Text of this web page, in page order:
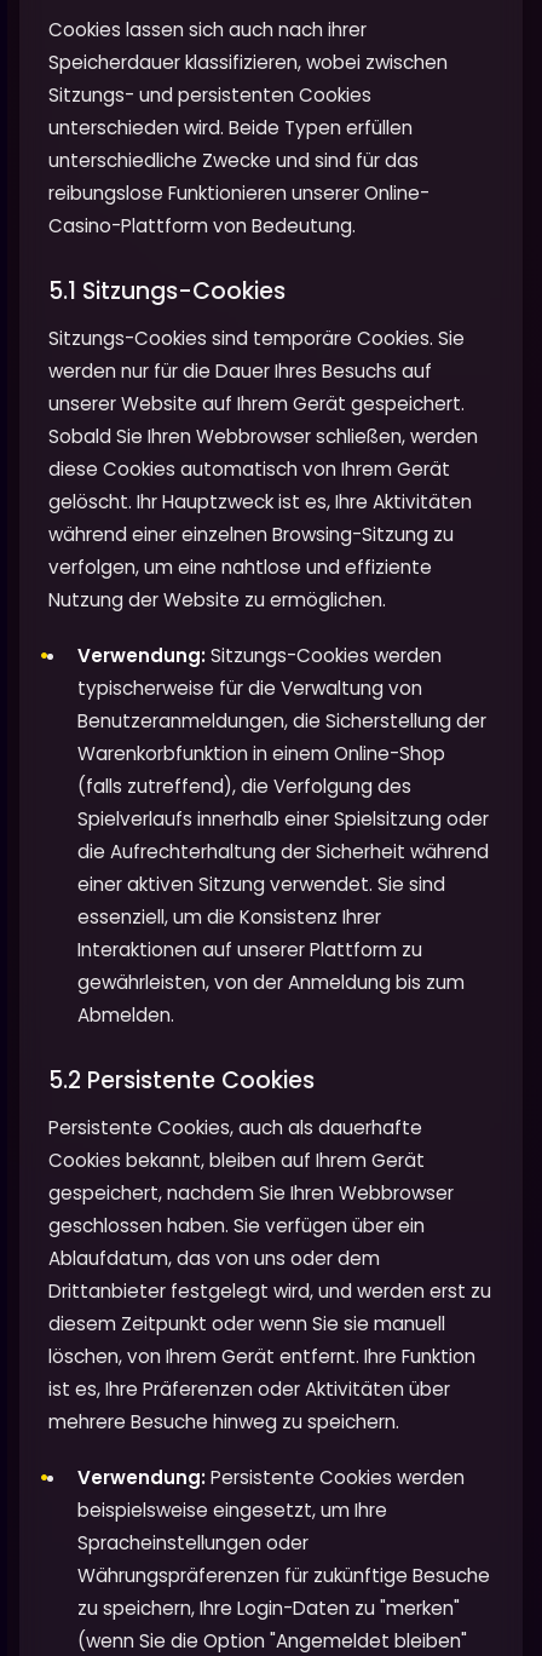
Cookies lassen sich auch nach ihrer
Speicherdauer klassifizieren, wobei zwischen
Sitzungs- und persistenten Cookies
unterschieden wird. Beide Typen erfüllen
unterschiedliche Zwecke und sind für das
reibungslose Funktionieren unserer Online-
Casino-Plattform von Bedeutung.
5.1 Sitzungs-Cookies
Sitzungs-Cookies sind temporäre Cookies. Sie
werden nur für die Dauer Ihres Besuchs auf
unserer Website auf Ihrem Gerät gespeichert.
Sobald Sie Ihren Webbrowser schließen, werden
diese Cookies automatisch von Ihrem Gerät
gelöscht. Ihr Hauptzweck ist es, Ihre Aktivitäten
während einer einzelnen Browsing-Sitzung zu
verfolgen, um eine nahtlose und effiziente
Nutzung der Website zu ermöglichen.
Verwendung:Sitzungs-Cookies werden
typischerweise für die Verwaltung von
Benutzeranmeldungen, die Sicherstellung der
Warenkorbfunktion in einem Online-Shop
(falls zutreffend), die Verfolgung des
Spielverlaufs innerhalb einer Spielsitzung oder
die Aufrechterhaltung der Sicherheit während
einer aktiven Sitzung verwendet. Sie sind
essenziell, um die Konsistenz Ihrer
Interaktionen auf unserer Plattform zu
gewährleisten, von der Anmeldung bis zum
Abmelden.
5.2 Persistente Cookies
Persistente Cookies, auch als dauerhafte
Cookies bekannt, bleiben auf Ihrem Gerät
gespeichert, nachdem Sie Ihren Webbrowser
geschlossen haben. Sie verfügen über ein
Ablaufdatum, das von uns oder dem
Drittanbieter festgelegt wird, und werden erst zu
diesem Zeitpunkt oder wenn Sie sie manuell
löschen, von Ihrem Gerät entfernt. Ihre Funktion
ist es, Ihre Präferenzen oder Aktivitäten über
mehrere Besuche hinweg zu speichern.
Verwendung:Persistente Cookies werden
beispielsweise eingesetzt, um Ihre
Spracheinstellungen oder
Währungspräferenzen für zukünftige Besuche
zu speichern, Ihre Login-Daten zu "merken"
(wenn Sie die Option "Angemeldet bleiben"